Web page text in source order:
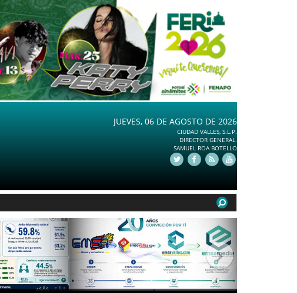
JUEVES, 06 DE AGOSTO DE 2026
CIUDAD VALLES, S.L.P.
DIRECTOR GENERAL.
SAMUEL ROA BOTELLO